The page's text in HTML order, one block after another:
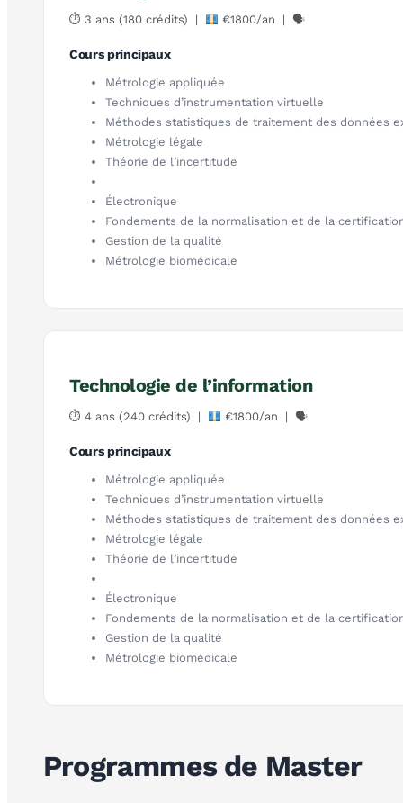
⏱ 3 ans (180 crédits) | €1800/an | 🗣
Cours principaux
Métrologie appliquée
Techniques d’instrumentation virtuelle
Méthodes statistiques de traitement des données
Métrologie légale
Théorie de l’incertitude
Électronique
Fondements de la normalisation et de la
Gestion de la qualité
Métrologie biomédicale
Technologie de l’information
⏱ 4 ans (240 crédits) | €1800/an | 🗣
Cours principaux
Métrologie appliquée
Techniques d’instrumentation virtuelle
Méthodes statistiques de traitement des données
Métrologie légale
Théorie de l’incertitude
Électronique
Fondements de la normalisation et de la
Gestion de la qualité
Métrologie biomédicale
Programmes de Master